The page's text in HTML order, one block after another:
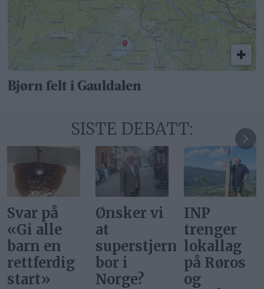
Bjørn felt i Gauldalen
SISTE DEBATT:
Ønsker vi
at
superstjerner
bor i
Norge?
INP
trenger
lokallag
på Røros
og
Gi alle
barn en
rettferdig
start